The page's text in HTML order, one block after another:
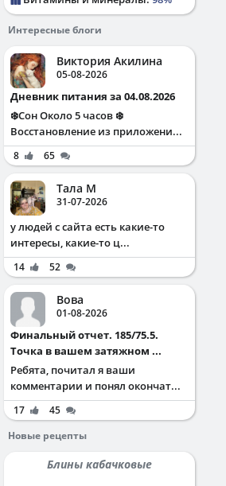
Интересные блоги
Виктория Акилина
05-08-2026
Дневник питания за 04.08.2026
❄️Сон Около 5 часов ❄️
Восстановление из приложени...
8 65
Тала М
31-07-2026
у людей с сайта есть какие-то
интересы, какие-то ц...
14 52
Вова
01-08-2026
Финальный отчет. 185/75.5.
Точка в вашем затяжном ...
Ребята, почитал я ваши
комментарии и понял окончат...
17
45
Новые рецепты
Блины кабачковые